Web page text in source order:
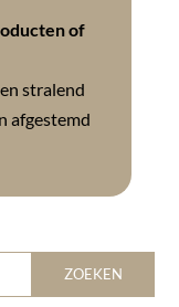
of
stralend
afgestemd
ZOEKEN